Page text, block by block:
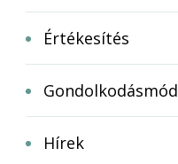
Értékesítés
Gondolkodásmód
Hírek